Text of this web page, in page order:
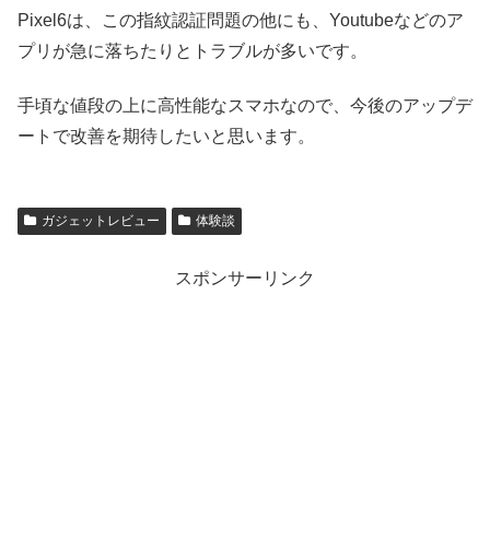
Pixel6は、この指紋認証問題の他にも、Youtubeなどのア
プリが急に落ちたりとトラブルが多いです。
手頃な値段の上に高性能なスマホなので、今後のアップデ
ートで改善を期待したいと思います。
ガジェットレビュー 体験談
スポンサーリンク